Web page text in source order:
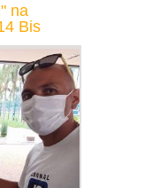
na
Bis